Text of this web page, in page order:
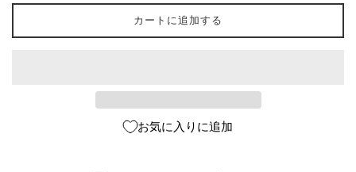
カートに追加する
お気に入りに追加